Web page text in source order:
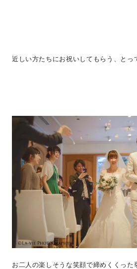
近しい方たちにお祝いしてもらう、とっ
お二人の楽しそうな笑顔で締めくくった